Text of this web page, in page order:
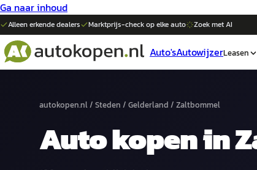
Ga naar inhoud
Alleen erkende dealers Marktprijs-check op elkeauto Zoek met AI
Auto'sAutowijzerLeasen
autokopen.nl/ Steden / Gelderland / Zaltbommel
Autokopen in